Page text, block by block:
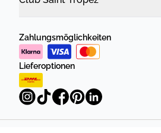
Zahlungsmöglichkeiten
Lieferoptionen